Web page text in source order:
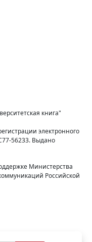
книга"
электронного
56233. Выдано
Министерства
Российской